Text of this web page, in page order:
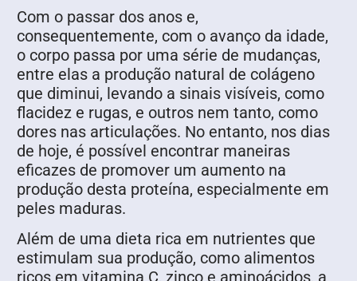
Com o passar dos anos e,
consequentemente, com o avanço da idade,
o corpo passa por uma série de mudanças,
entre elas a produção natural de colágeno
que diminui, levando a sinais visíveis, como
flacidez e rugas, e outros nem tanto, como
dores nas articulações. No entanto, nos dias
de hoje, é possível encontrar maneiras
eficazes de promover um aumento na
produção desta proteína, especialmente em
peles maduras.
Além de uma dieta rica em nutrientes que
estimulam sua produção, como alimentos